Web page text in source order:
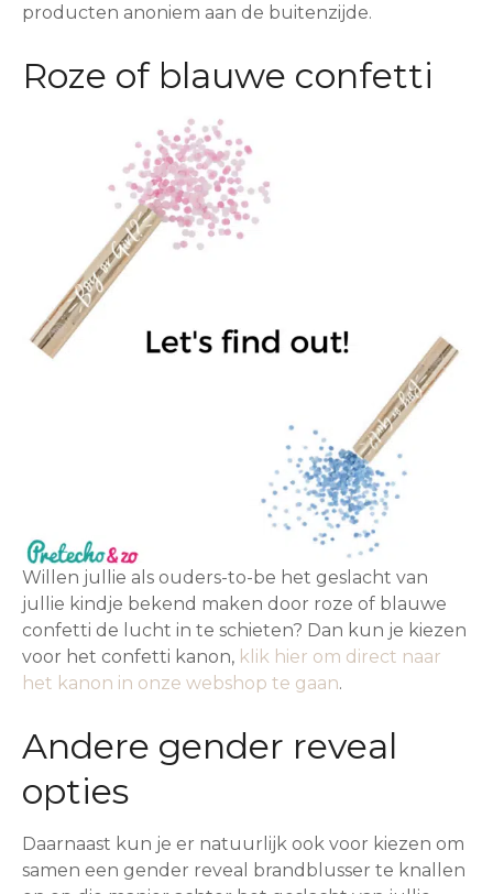
producten anoniem aan de buitenzijde.
Roze of blauwe confetti
Willen jullie als ouders-to-be het geslacht van
jullie kindje bekend maken door roze of blauwe
confetti de lucht in te schieten? Dan kun je kiezen
voor het confetti kanon, klik hier om direct naar
het kanon in onze webshop te gaan.
Andere gender reveal
opties
Daarnaast kun je er natuurlijk ook voor kiezen om
samen een gender reveal brandblusser te knallen